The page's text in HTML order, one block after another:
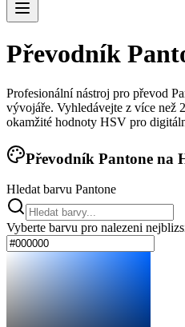
Převodník
Profesionální nástroj pro převod
vývojáře. Vyhledávejte z více než
okamžité hodnoty HSV pro
Převodník Pantone na
Hledat barvu Pantone
Vyberte barvu pro nalezeni